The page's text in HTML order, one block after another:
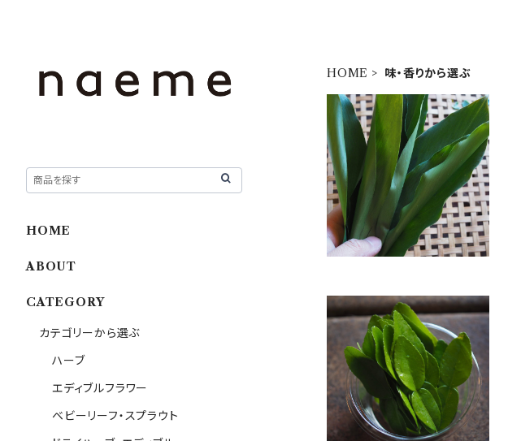
HOME 味・香りから選ぶ
HOME
ABOUT
CATEGORY
カテゴリーから選ぶ
ハーブ
エディブルフラワー
ベビーリーフ・スプラウト